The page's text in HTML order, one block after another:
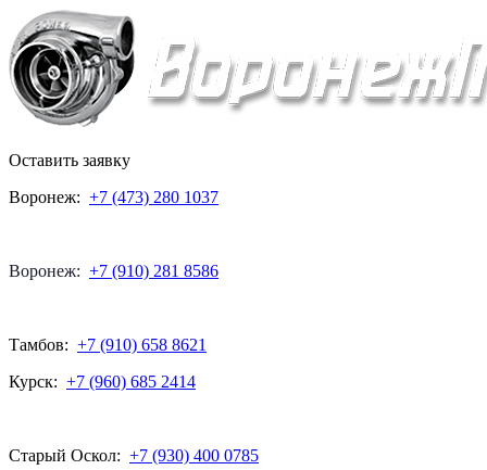
Оставить заявку
Воронеж: +7 (473) 280 1037
Воронеж: +7 (910) 281 8586
Тамбов: +7 (910) 658 8621
Курск: +7 (960) 685 2414
Старый Оскол: +7 (930) 400 0785